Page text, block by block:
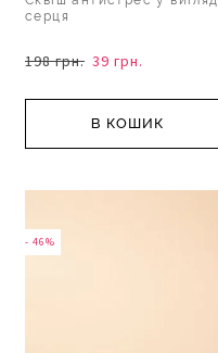
серця
198 грн. 39 грн.
В КОШИК
- 46%